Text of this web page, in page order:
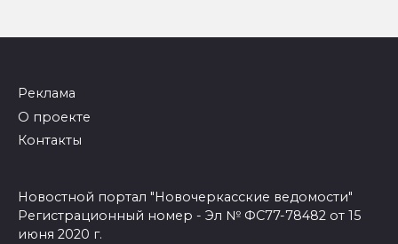
Реклама
О проекте
Контакты
Новостной портал "Новочеркасские ведомости"
Регистрационный номер - Эл № ФС77-78482 от 15
июня 2020 г.